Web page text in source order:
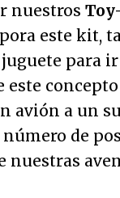
nuestros
este kit,
para
concepto
avión a un
de
nuestras